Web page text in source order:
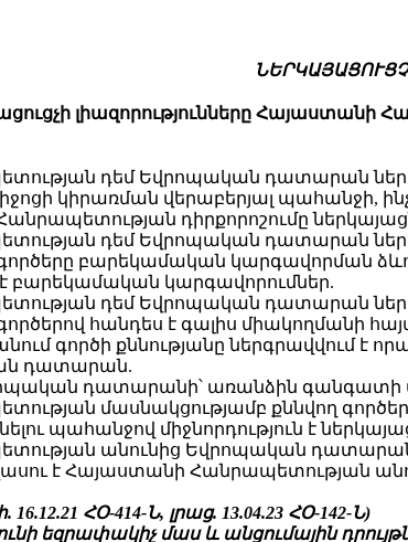
լիազորությունները
դեմ Եվրոպական դատարան
կիրառման վերաբերյալ
դիրքորոշումը
դեմ Եվրոպական դատարան
բարեկամական կարգավորման
է բարեկամական կարգավորումներ.
դեմ Եվրոպական դատարան
հանդես է գալիս միակողմանի
գործի քննությանը ներգրավվում է
դատարան.
դատարանի՝ առանձին գանգատի
մասնակցությամբ քննվող
պահանջով միջնորդություն է
անունից Եվրոպական դատարան է
է Հայաստանի Հանրապետության
ՀՕ-414-Ն, լրաց. 13.04.23 ՀՕ-142-Ն)
եզրափակիչ մաս և անցումային